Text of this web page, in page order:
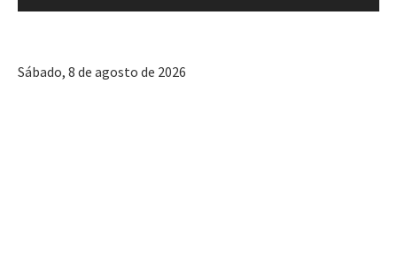
Sábado, 8 de agosto de 2026